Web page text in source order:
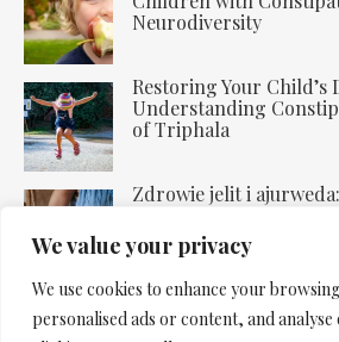
We value your privacy
We use cookies to enhance your
personalised ads or content, and
Neurodiversity
Restoring Your Child’s
Understanding
of Triphala
Zdrowie jelit i